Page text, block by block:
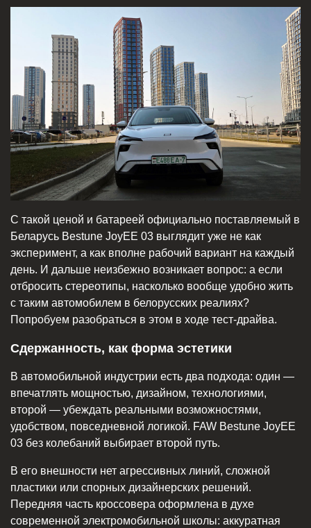
С такой ценой и батареей официально поставляемый в
Беларусь Bestune JoyEE 03 выглядит уже не как
эксперимент, а как вполне рабочий вариант на каждый
день. И дальше неизбежно возникает вопрос: а если
отбросить стереотипы, насколько вообще удобно жить
с таким автомобилем в белорусских реалиях?
Попробуем разобраться в этом в ходе тест-драйва.
Сдержанность, как форма эстетики
В автомобильной индустрии есть два подхода: один —
впечатлять мощностью, дизайном, технологиями,
второй — убеждать реальными возможностями,
удобством, повседневной логикой. FAW Bestune JoyEE
03 без колебаний выбирает второй путь.
В его внешности нет агрессивных линий, сложной
пластики или спорных дизайнерских решений.
Передняя часть кроссовера оформлена в духе
современной электромобильной школы: аккуратная